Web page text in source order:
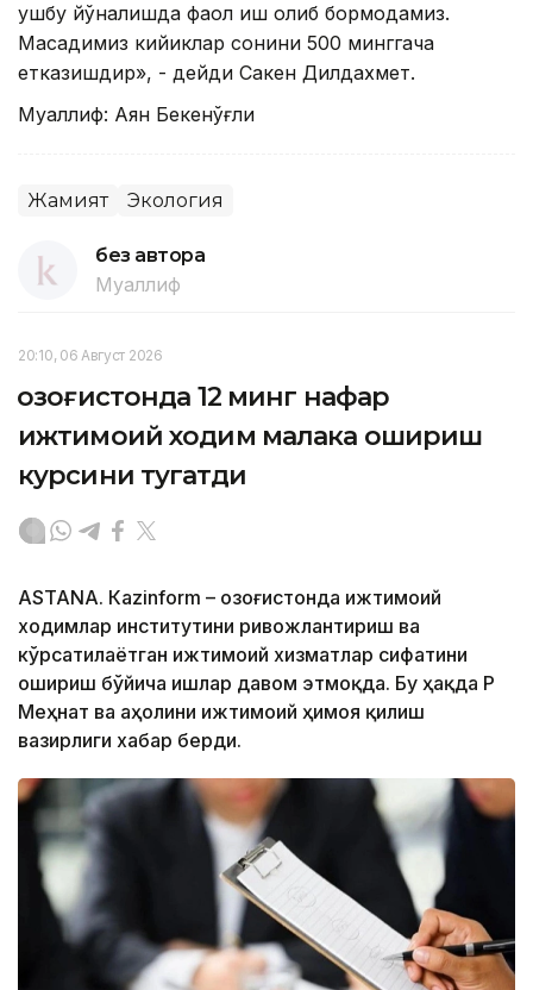
ушбу йўналишда фаол иш олиб бормоқдамиз.
Мақсадимиз кийиклар сонини 500 минггача
етказишдир», - дейди Сакен Дилдахмет.
Муаллиф: Аян Бекенўғли
Жамият Экология
без автора
Муаллиф
20:10, 06 Август 2026
Қозоғистонда 12 минг нафар
ижтимоий ходим малака ошириш
курсини тугатди
ASTANА. Кazinform – Қозоғистонда ижтимоий
ходимлар институтини ривожлантириш ва
кўрсатилаётган ижтимоий хизматлар сифатини
ошириш бўйича ишлар давом этмоқда. Бу ҳақда ҚР
Меҳнат ва аҳолини ижтимоий ҳимоя қилиш
вазирлиги хабар берди.